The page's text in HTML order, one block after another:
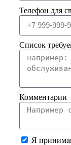
Телефон для
Список
Комментарии
Я